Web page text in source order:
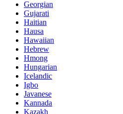
Georgian
Gujarati
Haitian
Hausa
Hawaiian
Hebrew
Hmong
Hungarian
Icelandic
Igbo
Javanese
Kannada
Kazakh